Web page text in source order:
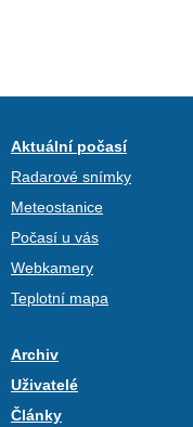
Aktuální počasí
Radarové snímky
Meteostanice
Počasí u vás
Webkamery
Teplotní mapa
Archiv
Uživatelé
Články